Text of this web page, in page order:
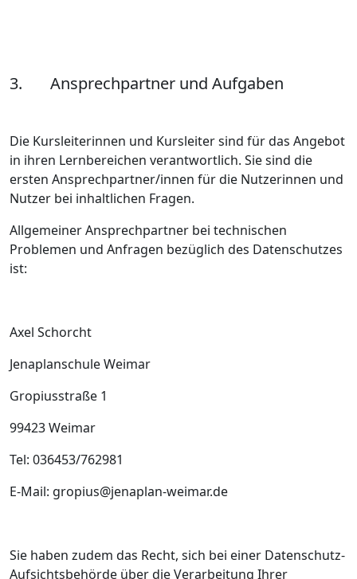
3. Ansprechpartner und Aufgaben
Die Kursleiterinnen und Kursleiter sind für das Angebot
in ihren Lernbereichen verantwortlich. Sie sind die
ersten Ansprechpartner/innen für die Nutzerinnen und
Nutzer bei inhaltlichen Fragen.
Allgemeiner Ansprechpartner bei technischen
Problemen und Anfragen bezüglich des Datenschutzes
ist:
Axel Schorcht
Jenaplanschule Weimar
Gropiusstraße 1
99423 Weimar
Tel: 036453/762981
E-Mail: gropius@jenaplan-weimar.de
Sie haben zudem das Recht, sich bei einer Datenschutz-
Aufsichtsbehörde über die Verarbeitung Ihrer